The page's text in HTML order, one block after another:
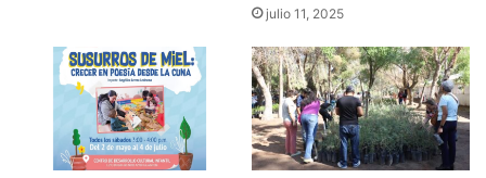
julio 11, 2025